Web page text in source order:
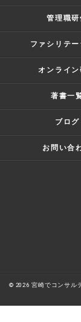
管理職研
ファシリテ
オンライン
著書一
ブログ
お問い合
© 2026 宮崎でコンサル